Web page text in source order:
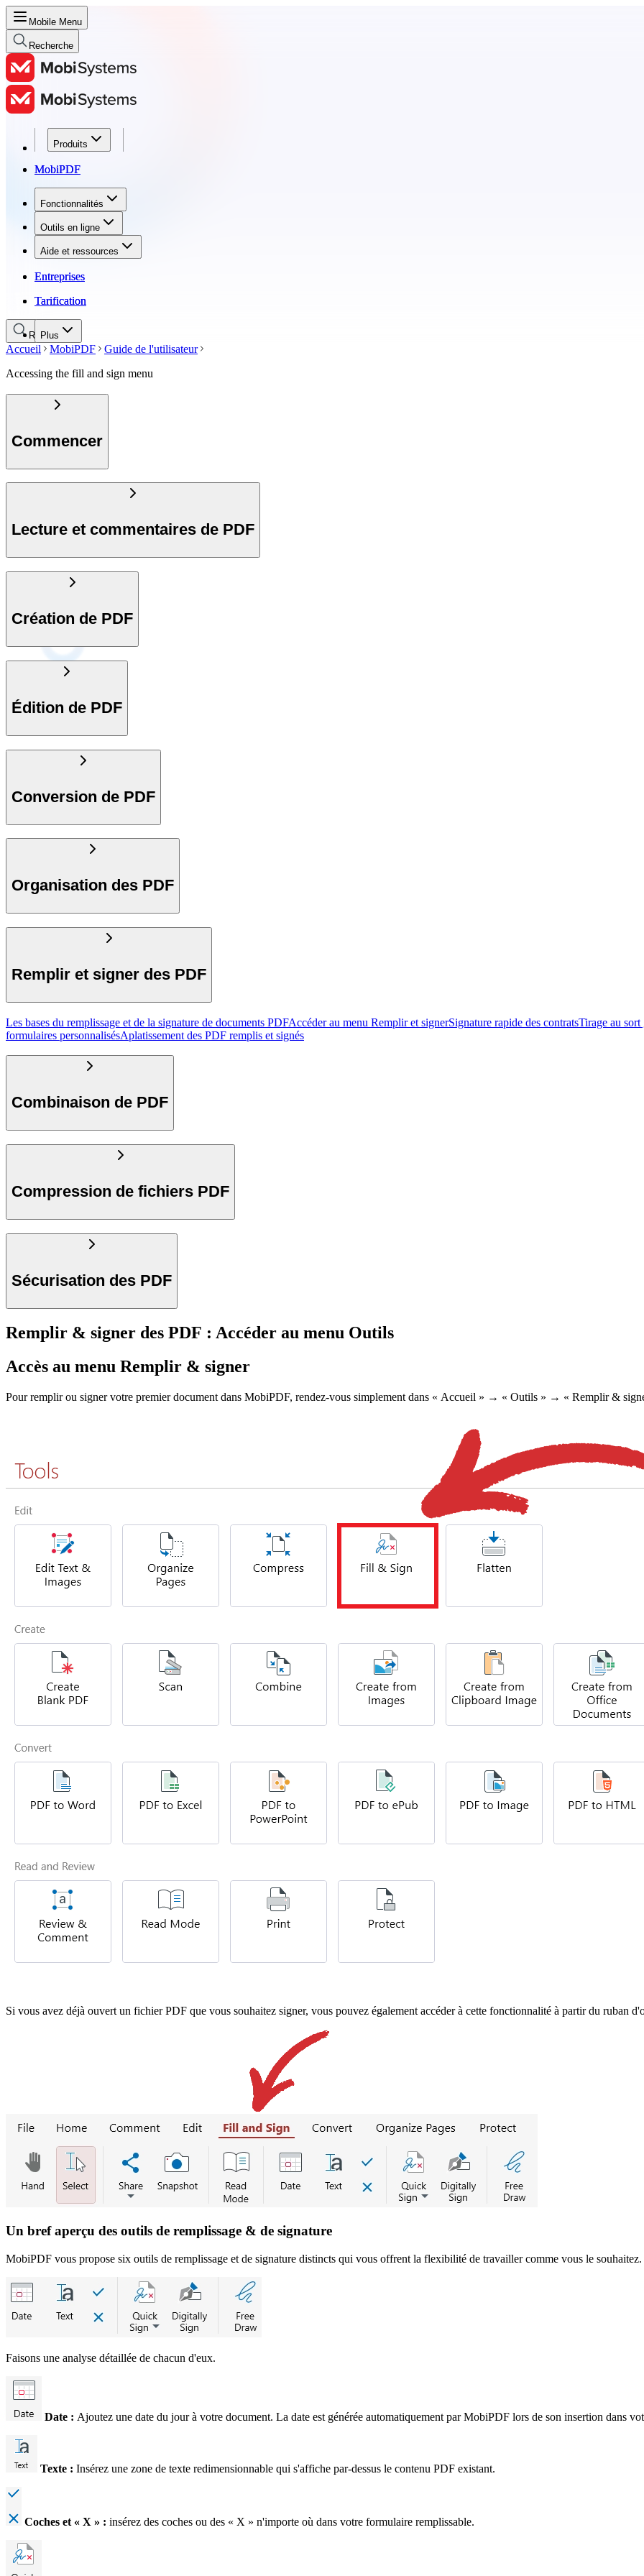
Mobile Menu
Recherche
Produits
MobiPDF
Fonctionnalités
Outils en ligne
Aide et ressources
Entreprises
Tarification
Plus
Produits
MobiPDF
Fonctionnalités
Outils en ligne
Aide et ressources
Entreprises
Tarification
Recherche
Accueil MobiPDF
Guide de l'utilisateur
Accessing the fill and sign menu
Commencer
Lecture et commentaires de PDF
Création de PDF
Édition de PDF
Conversion de PDF
Organisation des PDF
Remplir et signer des PDF
Les bases du remplissage et de la signature de documents PDFAccéder au menu Remplir et signerSignature rapide des contratsTirage au sort
formulaires personnalisésAplatissement des PDF remplis et signés
Combinaison de PDF
Compression de fichiers PDF
Sécurisation des PDF
Remplir & signer des PDF : Accéder au menu Outils
Accès au menu Remplir & signer
Pour remplir ou signer votre premier document dans MobiPDF, rendez-vous simplement dans « Accueil » → « Outils » → « Remplir &
Si vous avez déjà ouvert un fichier PDF que vous souhaitez signer, vous pouvez également accéder à cette fonctionnalité à partir du ruban
Un bref aperçu des outils de remplissage & de signature
MobiPDF vous propose six outils de remplissage et de signature distincts qui vous offrent la flexibilité de travailler comme vous le souhaitez.
Faisons une analyse détaillée de chacun d'eux.
Date : Ajoutez une date du jour à votre document. La date est générée automatiquement par MobiPDF lors de son insertion dans
Texte : Insérez une zone de texte redimensionnable qui s'affiche par-dessus le contenu PDF existant.
Coches et « X » : insérez des coches ou des « X » n'importe où dans votre formulaire remplissable.